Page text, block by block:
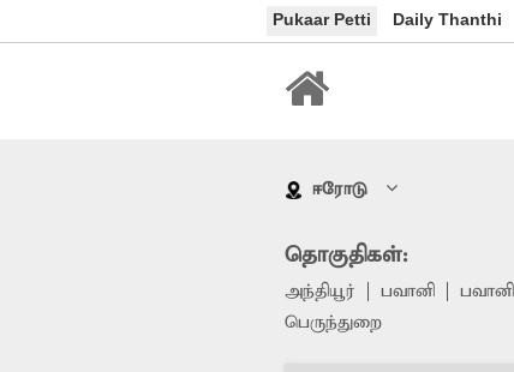
Pukaar Petti Daily Thanthi
ஈரோடு
தொகுதிகள்:
அந்தியூர் பவானி
பெருந்துறை